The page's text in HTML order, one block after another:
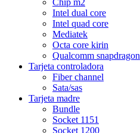
Intel dual core
Intel quad core
Mediatek
Octa core kirin
Qualcomm snapdragon
Tarjeta controladora
Fiber channel
Sata/sas
Tarjeta madre
Bundle
Socket 1151
Socket 1200